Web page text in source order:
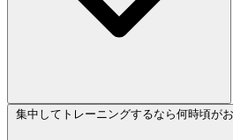
初心者から上級者まで幅広いグレ
ます。200以上のルートがあるの
集中してトレーニングするなら何時頃が